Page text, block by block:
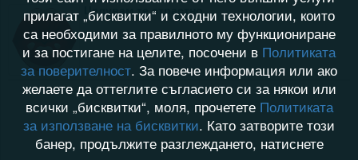
Целувам те страстно
прилагат „бисквитки“ и сходни технологии, които
са необходими за правилното му функциониране
и за постигане на целите, посочени в Политиката
за поверителност. За повече информация или ако
желаете да оттеглите съгласието си за някои или
всички „бисквитки“, моля, прочетете Политиката
за използване на бисквитки. Като затворите този
банер, продължите разглеждането, натиснете